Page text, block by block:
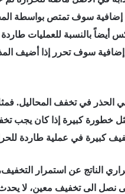
إضافیة سوف تمتص بواسطة
أیضاً بالنسبة للعملیات طاردة
إضافیة سوف تحرر إذا أضیف
الحذر في تخفف المحالیل.
خطورة كبیرة إذا كان یجب
كبیرة في عملیة طاردة
الناتج عن استمرار
نصل الى تخفیف معین، لا یحدث